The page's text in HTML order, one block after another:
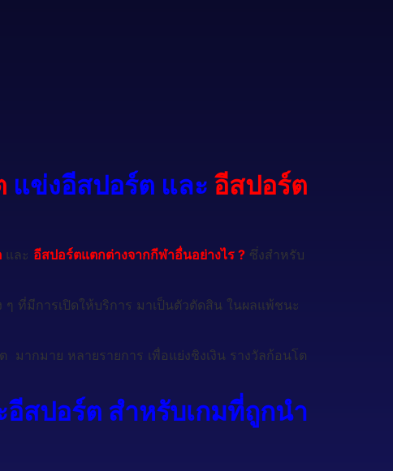
แข่งอีสปอร์ต และ อีสปอร์ต
และ อีสปอร์ตแตกต่างจากกีฬาอื่นอย่างไร ? ซึ่งสำหรับ
ที่มีการเปิดให้บริการ มาเป็นตัวตัดสิน ในผลแพ้ชนะ
ากมาย หลายรายการ เพื่อแย่งชิงเงิน รางวัลก้อนโต
สปอร์ต สำหรับเกมที่ถูกนำ